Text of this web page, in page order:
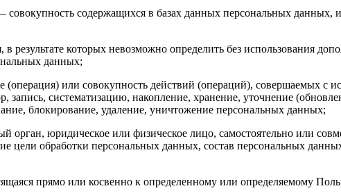
содержащихся в базах данных персональных
результате которых невозможно определить без использования
данных;
или совокупность действий (операций), совершаемых с
систематизацию, накопление, хранение, уточнение
блокирование, удаление, уничтожение персональных данных;
орган, юридическое или физическое лицо, самостоятельно или
цели обработки персональных данных, состав персональных
прямо или косвенно к определенному или определяемому